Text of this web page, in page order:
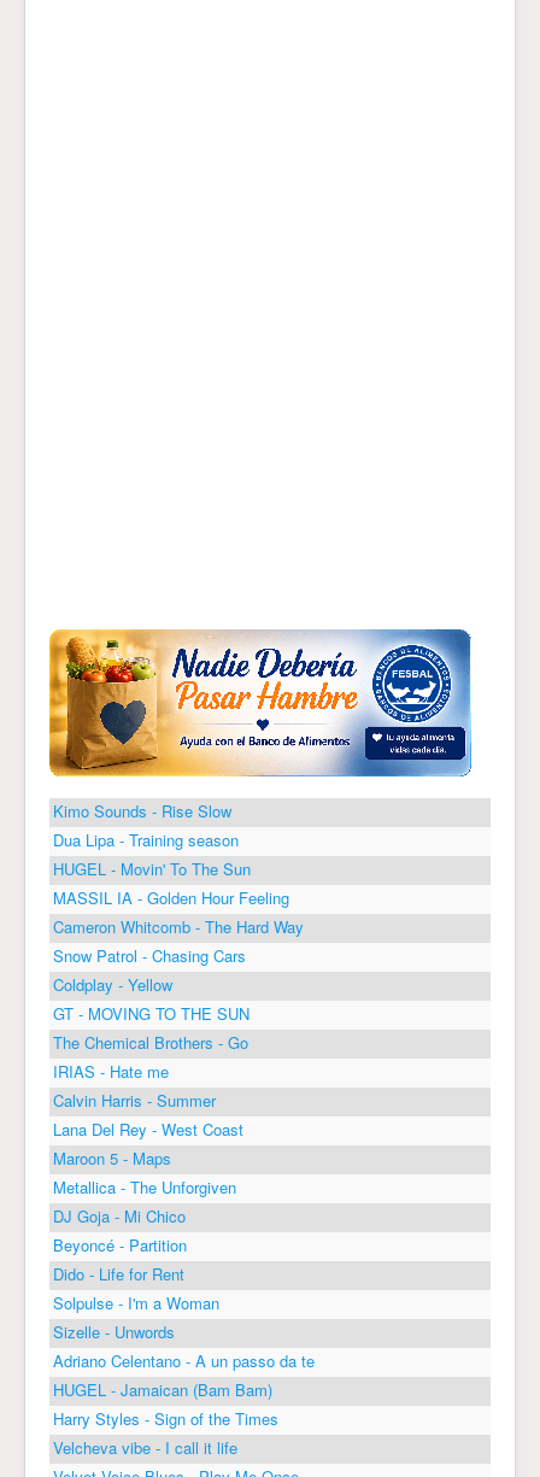
Kimo Sounds - Rise Slow
Dua Lipa - Training season
HUGEL - Movin' To The Sun
MASSIL IA - Golden Hour Feeling
Cameron Whitcomb - The Hard Way
Snow Patrol - Chasing Cars
Coldplay - Yellow
GT - MOVING TO THE SUN
The Chemical Brothers - Go
IRIAS - Hate me
Calvin Harris - Summer
Lana Del Rey - West Coast
Maroon 5 - Maps
Metallica - The Unforgiven
DJ Goja - Mi Chico
Beyoncé - Partition
Dido - Life for Rent
Solpulse - I'm a Woman
Sizelle - Unwords
Adriano Celentano - A un passo da te
HUGEL - Jamaican (Bam Bam)
Harry Styles - Sign of the Times
Velcheva vibe - I call it life